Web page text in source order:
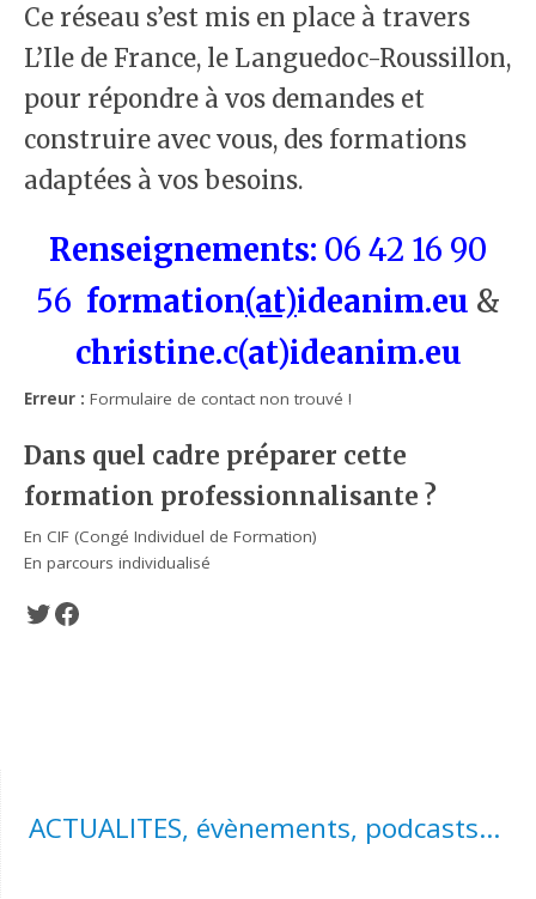
Ce réseau s’est mis en place à travers
L’Ile de France, le Languedoc-Roussillon,
pour répondre à vos demandes et
construire avec vous, des formations
adaptées à vos besoins.
Renseignements: 06 42 16 90
56 formation(at)ideanim.eu &
christine.c(at)ideanim.eu
Erreur : Formulaire de contact non trouvé !
Dans quel cadre préparer cette
formation professionnalisante ?
En CIF (Congé Individuel de Formation)
En parcours individualisé
ACTUALITES, évènements, podcasts...